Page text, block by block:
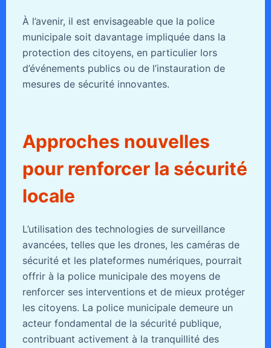
À l’avenir, il est envisageable que la police
municipale soit davantage impliquée dans la
protection des citoyens, en particulier lors
d’événements publics ou de l’instauration de
mesures de sécurité innovantes.
Approches nouvelles
pour renforcer la sécurité
locale
L’utilisation des technologies de surveillance
avancées, telles que les drones, les caméras de
sécurité et les plateformes numériques, pourrait
offrir à la police municipale des moyens de
renforcer ses interventions et de mieux protéger
les citoyens. La police municipale demeure un
acteur fondamental de la sécurité publique,
contribuant activement à la tranquillité des